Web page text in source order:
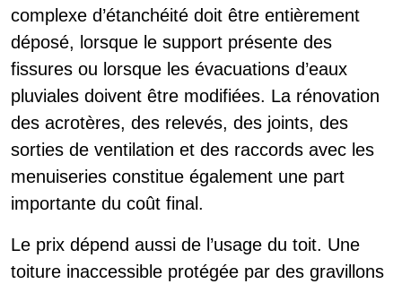
complexe d’étanchéité doit être entièrement
déposé, lorsque le support présente des
fissures ou lorsque les évacuations d’eaux
pluviales doivent être modifiées. La rénovation
des acrotères, des relevés, des joints, des
sorties de ventilation et des raccords avec les
menuiseries constitue également une part
importante du coût final.
Le prix dépend aussi de l’usage du toit. Une
toiture inaccessible protégée par des gravillons